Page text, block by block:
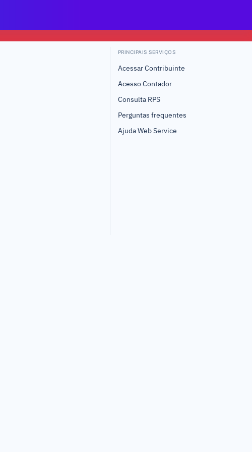
PRINCIPAIS SERVIÇOS
Acessar Contribuinte
Acesso Contador
Consulta RPS
Perguntas frequentes
Ajuda Web Service